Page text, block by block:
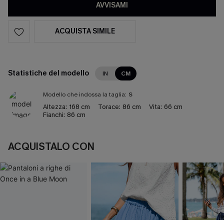
AVVISAMI
ACQUISTA SIMILE
Statistiche del modello IN CM
Modello che indossa la taglia: S
Altezza: 168 cm Torace: 86 cm Vita: 66 cm
Fianchi: 86 cm
ACQUISTALO CON